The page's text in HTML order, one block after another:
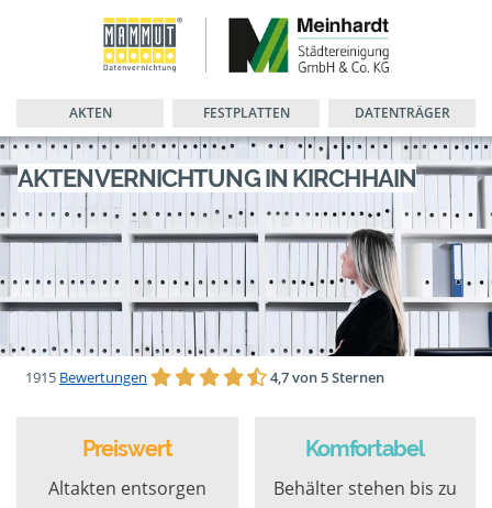
AKTEN FESTPLATTEN DATENTRÄGER
AKTENVERNICHTUNG IN KIRCHHAIN
1915 Bewertungen 4,7 von 5 Sternen
Preiswert
Altakten entsorgen
Komfortabel
Behälter stehen bis zu